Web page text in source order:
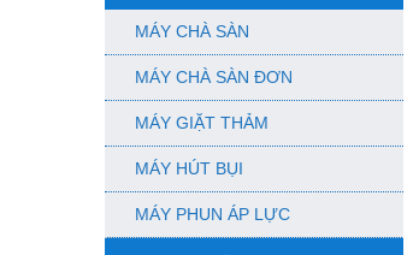
MÁY CHÀ SÀN
MÁY CHÀ SÀN ĐƠN
MÁY GIẶT THẢM
MÁY HÚT BỤI
MÁY PHUN ÁP LỰC